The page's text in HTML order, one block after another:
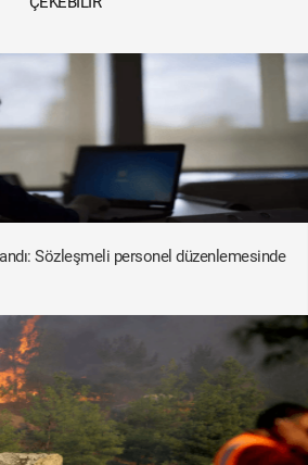
Sözleşmeli personel düzenlemesinde